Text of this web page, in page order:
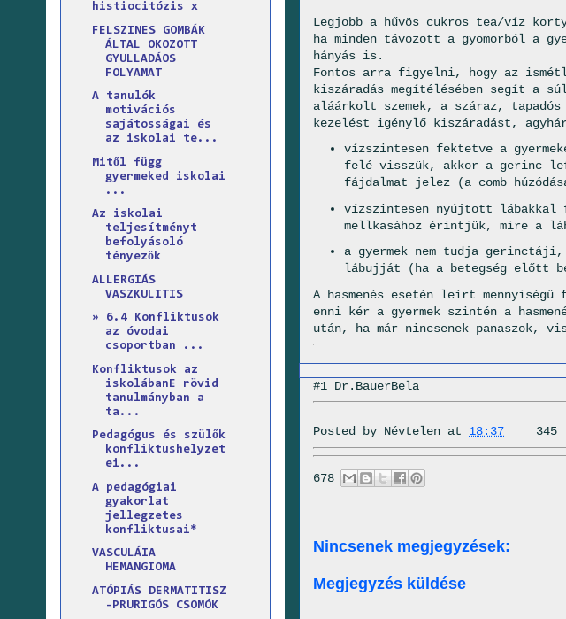
Legjobb a hűvös cukros tea/víz
ha minden távozott a gyomorból a
hányás is.
Fontos arra figyelni, hogy az
kiszáradás megítélésében segít a
aláárkolt szemek, a száraz,
kezelést igénylő kiszáradást,
vízszintesen fektetve a
felé visszük, akkor a gerinc
fájdalmat jelez (a comb
vízszintesen nyújtott lábakkal
mellkasához érintjük, mire a
a gyermek nem tudja
lábujját (ha a betegség előtt
A hasmenés esetén leírt
enni kér a gyermek szintén a
után, ha már nincsenek panaszok,
#1 Dr.BauerBela
Posted by Névtelen at 18:37 345
678
Nincsenek megjegyzések:
Megjegyzés küldése
histiocitózis x
FELSZINES GOMBÁK
ÁLTAL OKOZOTT
GYULLADÁOS
FOLYAMAT
A tanulók
motivációs
sajátosságai és
az iskolai te...
Mitől függ
gyermeked iskolai
...
Az iskolai
teljesítményt
befolyásoló
tényezők
ALLERGIÁS
VASZKULITIS
» 6.4 Konfliktusok
az óvodai
csoportban ...
Konfliktusok az
iskolábanE rövid
tanulmányban a
ta...
Pedagógus és szülők
konfliktushelyzet
ei...
A pedagógiai
gyakorlat
jellegzetes
konfliktusai*
VASCULÁIA
HEMANGIOMA
ATÓPIÁS DERMATITISZ
-PRURIGÓS CSOMÓK